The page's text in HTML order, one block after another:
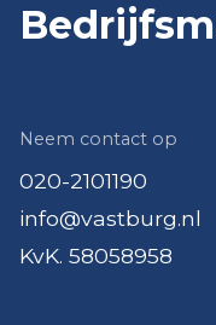
Neem contact op
020-2101190
info@vastburg.nl
KvK. 58058958